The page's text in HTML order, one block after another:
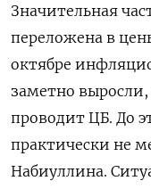
Значительная
переложена в
октябре
заметно выросли,
проводит ЦБ. До
практически не
Набиуллина.